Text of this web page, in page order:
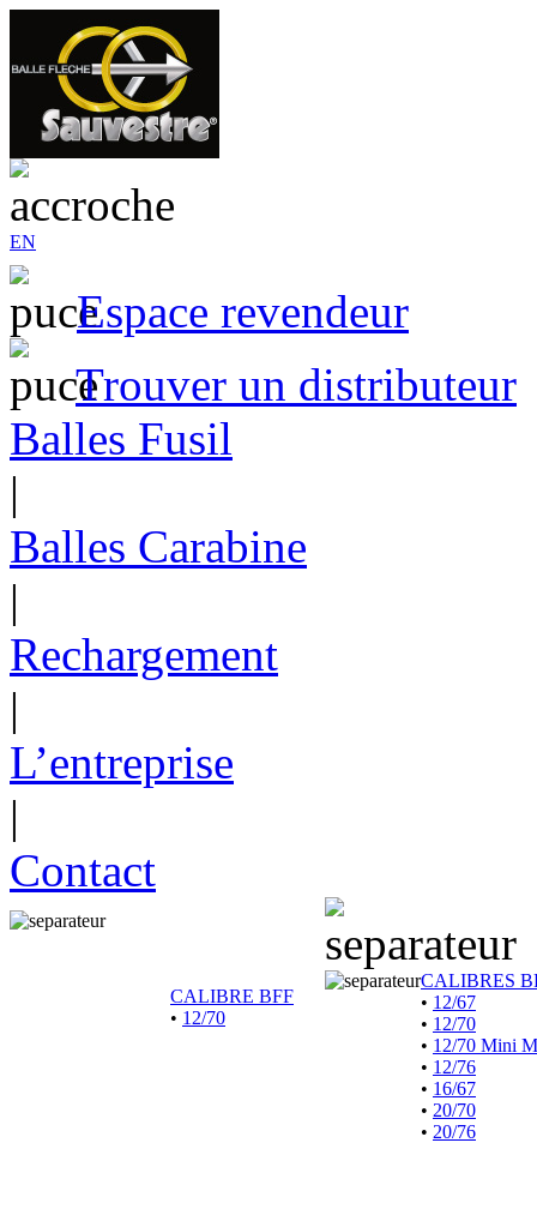
EN
Espace revendeur
Trouver un distributeur
Balles Fusil
|
Balles Carabine
|
Rechargement
|
L’entreprise
|
Contact
CALIBRE BFF
• 12/70
CALIBRES
• 12/67
• 12/70
• 12/70 Mini
• 12/76
• 16/67
• 20/70
• 20/76